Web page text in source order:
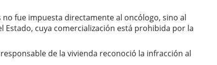
fue impuesta directamente al oncólogo, sino al
cuya comercialización está prohibida por la
de la vivienda reconoció la infracción al